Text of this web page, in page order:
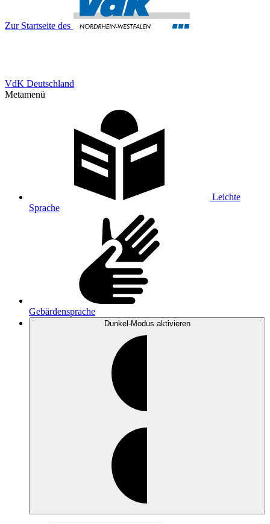
Zur Startseite des
VdK Deutschland
Metamenü
Leichte
Sprache
Gebärdensprache
Dunkel-Modus aktivieren